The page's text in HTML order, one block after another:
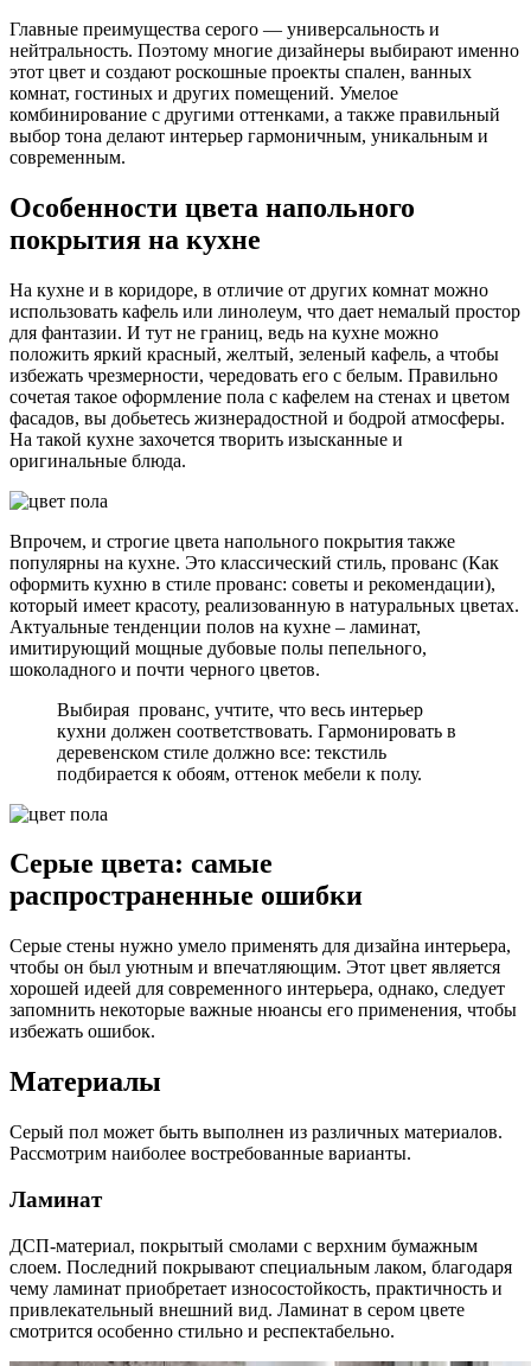
Главные преимущества серого — универсальность и
нейтральность. Поэтому многие дизайнеры выбирают именно
этот цвет и создают роскошные проекты спален, ванных
комнат, гостиных и других помещений. Умелое
комбинирование с другими оттенками, а также правильный
выбор тона делают интерьер гармоничным, уникальным и
современным.
Особенности цвета напольного
покрытия на кухне
На кухне и в коридоре, в отличие от других комнат можно
использовать кафель или линолеум, что дает немалый простор
для фантазии. И тут не границ, ведь на кухне можно
положить яркий красный, желтый, зеленый кафель, а чтобы
избежать чрезмерности, чередовать его с белым. Правильно
сочетая такое оформление пола с кафелем на стенах и цветом
фасадов, вы добьетесь жизнерадостной и бодрой атмосферы.
На такой кухне захочется творить изысканные и
оригинальные блюда.
Впрочем, и строгие цвета напольного покрытия также
популярны на кухне. Это классический стиль, прованс (Как
оформить кухню в стиле прованс: советы и рекомендации),
который имеет красоту, реализованную в натуральных цветах.
Актуальные тенденции полов на кухне – ламинат,
имитирующий мощные дубовые полы пепельного,
шоколадного и почти черного цветов.
Выбирая прованс, учтите, что весь интерьер
кухни должен соответствовать. Гармонировать в
деревенском стиле должно все: текстиль
подбирается к обоям, оттенок мебели к полу.
Серые цвета: самые
распространенные ошибки
Серые стены нужно умело применять для дизайна интерьера,
чтобы он был уютным и впечатляющим. Этот цвет является
хорошей идеей для современного интерьера, однако, следует
запомнить некоторые важные нюансы его применения, чтобы
избежать ошибок.
Материалы
Серый пол может быть выполнен из различных материалов.
Рассмотрим наиболее востребованные варианты.
Ламинат
ДСП-материал, покрытый смолами с верхним бумажным
слоем. Последний покрывают специальным лаком, благодаря
чему ламинат приобретает износостойкость, практичность и
привлекательный внешний вид. Ламинат в сером цвете
смотрится особенно стильно и респектабельно.